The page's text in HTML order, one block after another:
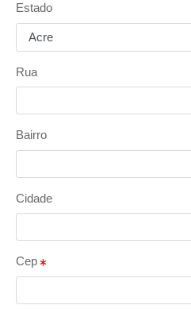
Estado
Rua
Bairro
Cidade
Cep